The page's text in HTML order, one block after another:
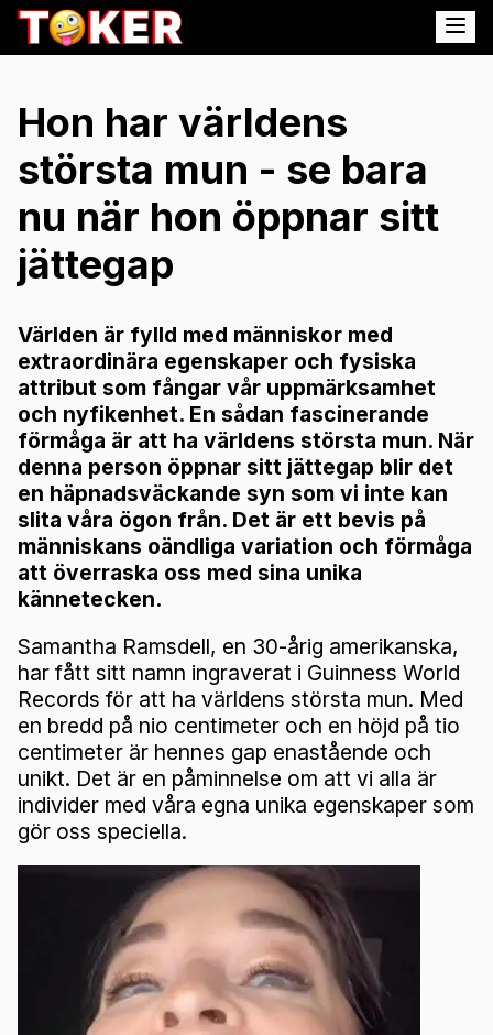
Hon har världens
största mun - se bara
nu när hon öppnar sitt
jättegap
Världen är fylld med människor med
extraordinära egenskaper och fysiska
attribut som fångar vår uppmärksamhet
och nyfikenhet. En sådan fascinerande
förmåga är att ha världens största mun. När
denna person öppnar sitt jättegap blir det
en häpnadsväckande syn som vi inte kan
slita våra ögon från. Det är ett bevis på
människans oändliga variation och förmåga
att överraska oss med sina unika
kännetecken.
Samantha Ramsdell, en 30-årig amerikanska,
har fått sitt namn ingraverat i Guinness World
Records för att ha världens största mun. Med
en bredd på nio centimeter och en höjd på tio
centimeter är hennes gap enastående och
unikt. Det är en påminnelse om att vi alla är
individer med våra egna unika egenskaper som
gör oss speciella.